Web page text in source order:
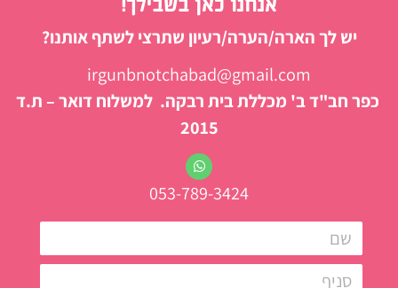
יש לך הארה/הערה/רעיון שתרצי לשתף אותנו?
irgunbnotchabad@gmail.com
כפר חב"ד ב' מכללת בית רבקה. למשלוח דואר – ת.ד
2015
053-789-3424